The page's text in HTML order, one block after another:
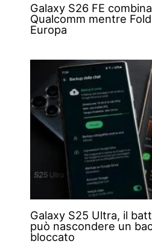
Galaxy S26 FE
Qualcomm mentre
Europa
Galaxy S25 Ultra, il
può nascondere un
bloccato